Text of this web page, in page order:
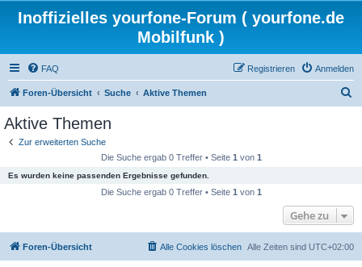
Inoffizielles yourfone-Forum ( yourfone.de
Mobilfunk )
FAQ Anmelden
Registrieren
Foren-Übersicht Suche Aktive Themen
Aktive Themen
Zur erweiterten Suche
Die Suche ergab 0 Treffer • Seite 1 von 1
Es wurden keine passenden Ergebnisse gefunden.
Die Suche ergab 0 Treffer • Seite 1 von 1
Gehe zu
Foren-Übersicht Alle Zeiten sind UTC+02:00
Alle Cookies löschen